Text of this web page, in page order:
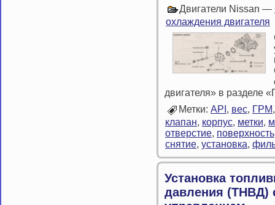
Двигатели Nissan —
охлаждения двигателя
двигателя» в разделе
Метки: API , вес, ГРМ
клапан, корпус, метки,
отверстие, поверхность
снятие, установка,
Установка
давления (ТНВД)